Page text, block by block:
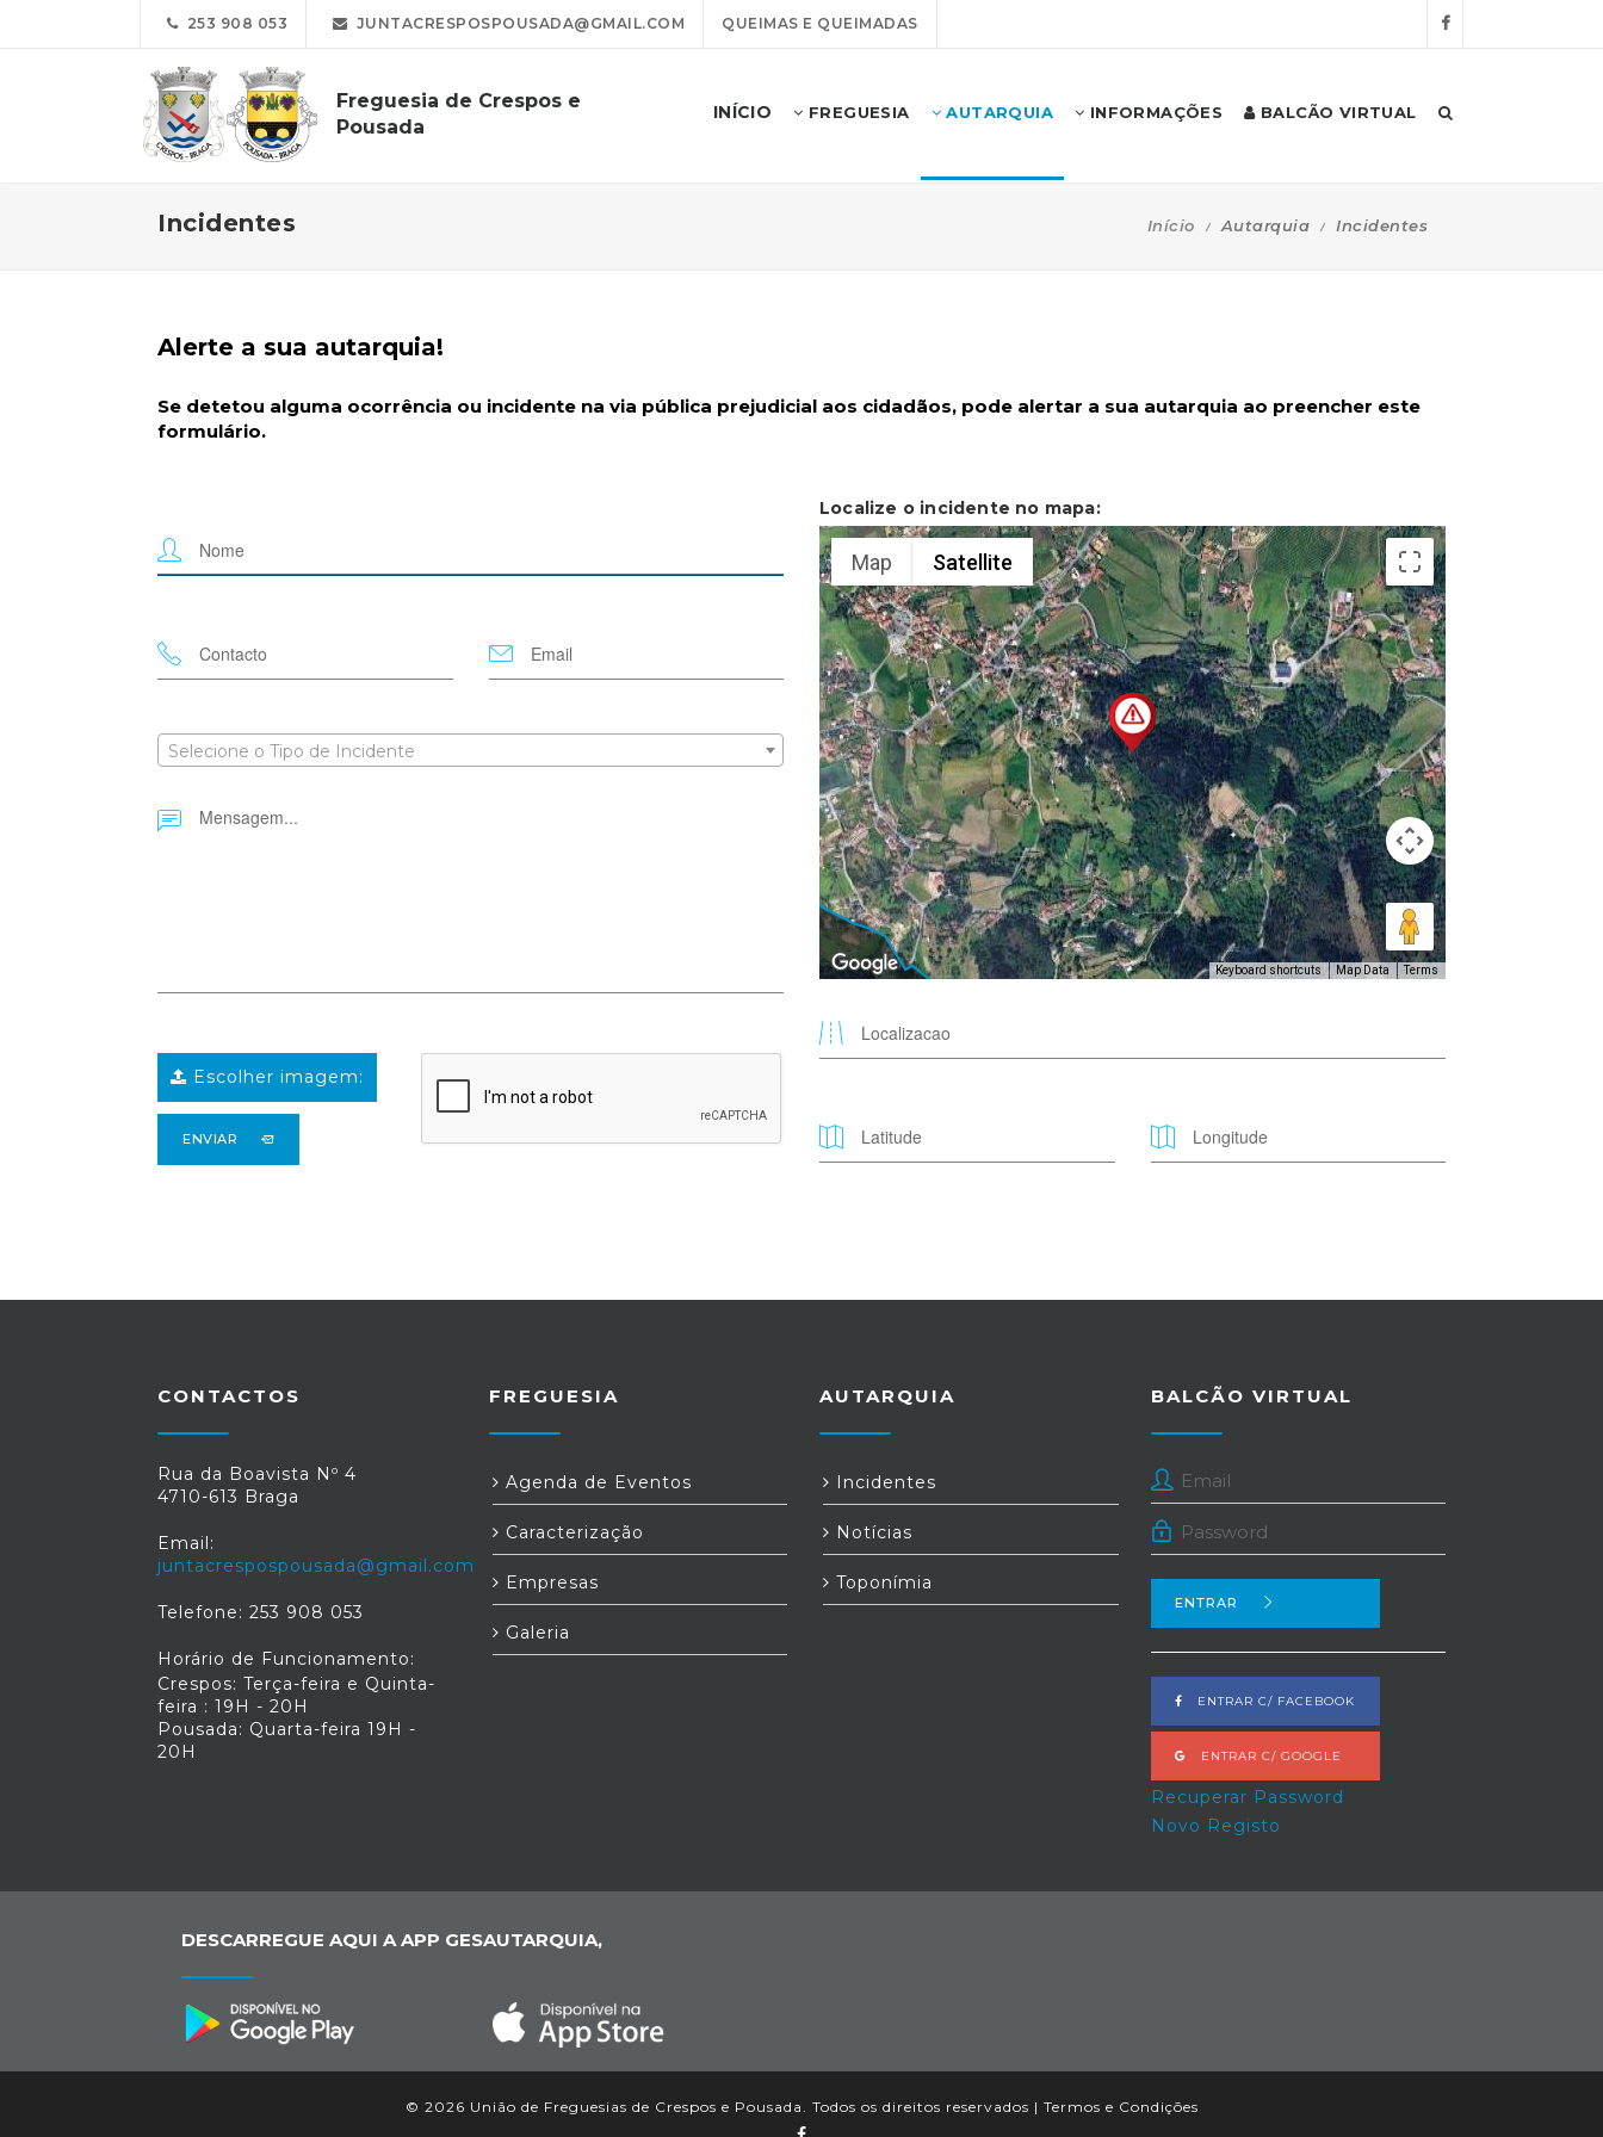
253 908 053 JUNTACRESPOSPOUSADA@GMAIL.COM QUEIMAS E QUEIMADAS
Freguesia de Crespos e
Pousada
INÍCIO FREGUESIA AUTARQUIA INFORMAÇÕES BALCÃO VIRTUAL
Incidentes Início Autarquia Incidentes
Alerte a sua autarquia!
Se detetou alguma ocorrência ou incidente na via pública prejudicial aos cidadãos, pode alertar a sua autarquia ao preencher este
formulário.
Selecione o Tipo de Incidente
Escolher imagem:
ENVIAR
Localize o incidente no mapa:
Map Satellite
Keyboard shortcuts Map Data Terms
CONTACTOS
Rua da Boavista Nº 4
4710-613 Braga
Email:
juntacrespospousada@gmail.com
Telefone: 253 908 053
Horário de Funcionamento:
Crespos: Terça-feira e Quinta-
feira : 19H - 20H
Pousada: Quarta-feira 19H -
20H
FREGUESIA
Agenda de Eventos
Caracterização
Empresas
Galeria
AUTARQUIA
Incidentes
Notícias
Toponímia
BALCÃO VIRTUAL
ENTRAR
ENTRAR C/ FACEBOOK
ENTRAR C/ GOOGLE
Recuperar Password
Novo Registo
DESCARREGUE AQUI A APP GESAUTARQUIA,
© 2026 União de Freguesias de Crespos e Pousada. Todos os direitos reservados | Termos e Condições